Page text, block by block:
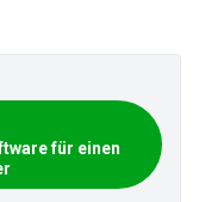
für einen